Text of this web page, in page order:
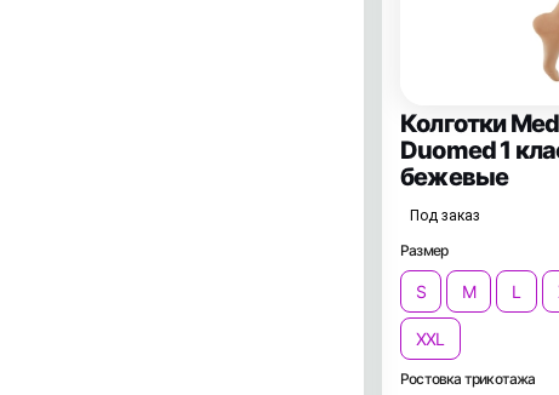
Колготки
Duomed 1
бежевые
Под заказ
Размер
S M L
XXL
Ростовка трикотажа